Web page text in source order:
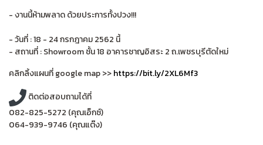
- งานนี้ห้ามพลาด ด้วยประการทั้งปวง!!!
- วันที่ : 18 - 24 กรกฎาคม 2562 นี้
- สถานที่ : Showroom ชั้น 18 อาคารชาญอิสระ 2 ถ.เพชรบุรีตัดใหม่
คลิกลิ้งแผนที่ google map >>https://bit.ly/2XL6Mf3
ติดต่อสอบถามได้ที่
082-825-5272 (คุณเอ็กซ์)
064-939-9746 (คุณแต๊ง)